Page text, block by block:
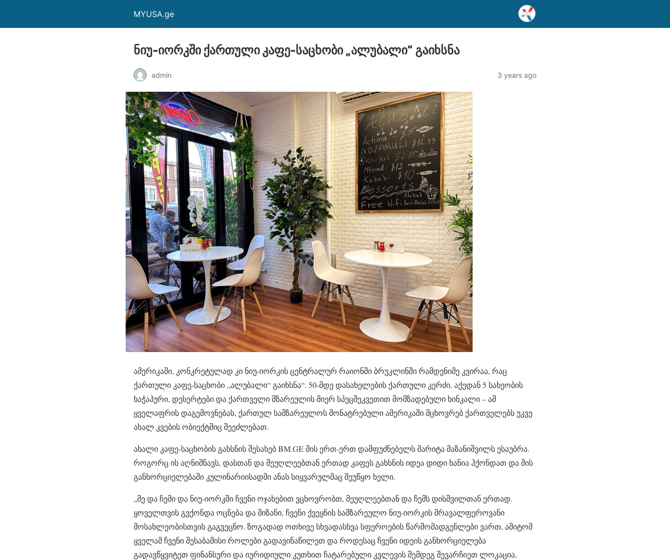
MYUSA.ge
ნიუ-იორკში ქართული კაფე-საცხობი „ალუბალი“ გაიხსნა
admin 3 years ago
ამერიკაში, კონკრეტულად კი ნიუ-იორკის ცენტრალურ რაიონში ბრუკლინში რამდენიმე კვირაა, რაც
ქართული კაფე-საცხობი „ალუბალი“ გაიხსნა“. 50-მდე დასახელების ქართული კერძი, აქედან 5 სახეობის
ხაჭაპური, დესერტები და ქართველი მზარეულის მიერ სპეცშეკვეთით მომზადებული ხინკალი – ამ
ყველაფრის დაგემოვნებას, ქართულ სამზარეულოს მონატრებული ამერიკაში მცხოვრებ ქართველებს უკვე
ახალ კვების ობიექტშიც შეეძლებათ.
ახალი კაფე-საცხობის გახსნის შესახებ BM.GE მის ერთ-ერთ დამფუძნებელს მარიტა მაზანიშვილს ესაუბრა.
როგორც ის აღნიშნავს, დასთან და მეუღლეებთან ერთად კაფეს გახსნის იდეა დიდი ხანია ჰქონდათ და მის
განხორციელებაში კულინარიისადმი ანას სიყვარულმაც შეუწყო ხელი.
„მე და ჩემი და ნიუ-იორკში ჩვენი ოჯახებით ვცხოვრობთ, მეუღლეებთან და ჩემს დისშვილთან ერთად.
ყოველთვის გვქონდა ოცნება და მიზანი, ჩვენი ქვეყნის სამზარეულო ნიუ-იორკის მრავალფეროვანი
მოსახლეობისთვის გაგვეცნო. ზოგადად ოთხივე სხვადასხვა სფეროების წარმომადგენლები ვართ, ამიტომ
ყველამ ჩვენი შესაბამისი როლები გადავინაწილეთ და როდესაც ჩვენი იდეის განხორციელება
გადავწყვიტეთ ფინანსური და იურიდიული კუთხით ჩატარებული კვლევის შემდეგ შევარჩიეთ ლოკაცია,